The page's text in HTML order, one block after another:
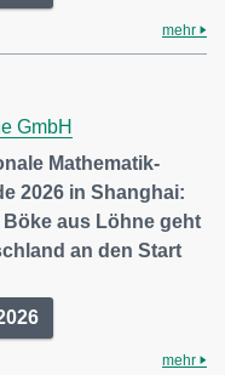
mehr
GmbH
Mathematik-
2026 in Shanghai:
Böke aus Löhne geht
an den Start
mehr